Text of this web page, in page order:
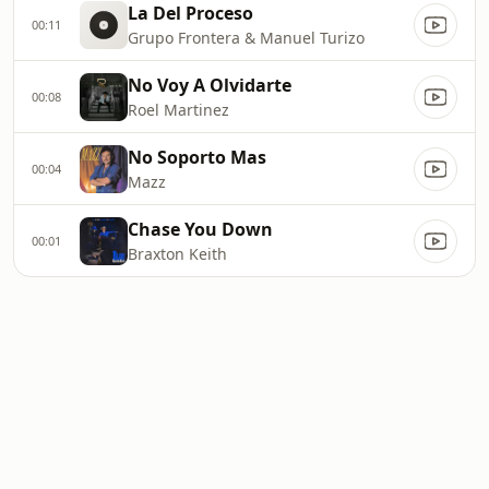
00:11 La Del Proceso
Grupo Frontera & Manuel Turizo
00:08 No Voy A Olvidarte
Roel Martinez
00:04 No Soporto Mas
Mazz
00:01 Chase You Down
Braxton Keith